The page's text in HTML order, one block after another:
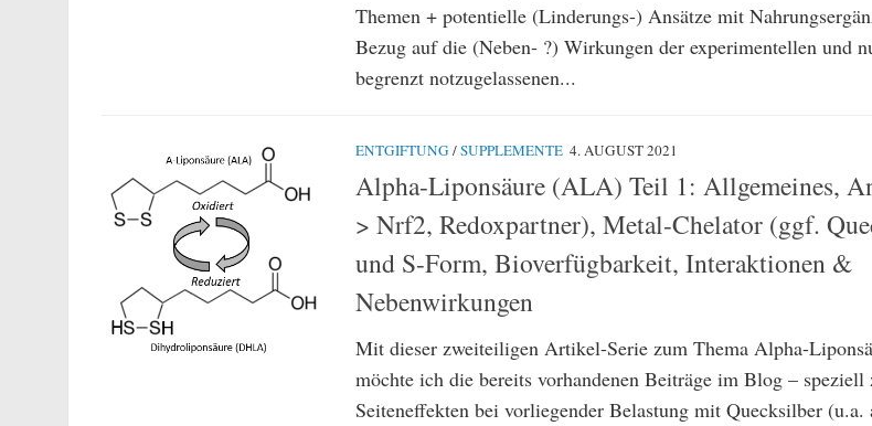
Themen + potentielle (Linderungs-) Ansätze mit
Bezug auf die (Neben- ?) Wirkungen der experimentellen und
begrenzt notzugelassenen...
ENTGIFTUNG /SUPPLEMENTE 4. AUGUST 2021
Alpha-Liponsäure (ALA) Teil 1: Allgemeines,
> Nrf2, Redoxpartner), Metal-Chelator (ggf.
und S-Form, Bioverfügbarkeit, Interaktionen &
Nebenwirkungen
Mit dieser zweiteiligen Artikel-Serie zum Thema Alpha-
möchte ich die bereits vorhandenen Beiträge im Blog –
Seiteneffekten bei vorliegender Belastung mit Quecksilber